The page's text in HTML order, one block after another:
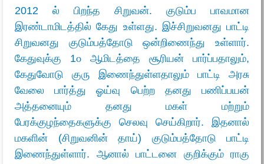
2012 ல் பிறந்த சிறுவன். குடும்ப பாவமான
இரண்டாமிடத்தில் கேது உள்ளது. இச்சிறுவனது பாட்டி
சிறுவனது குடும்பத்தோடு ஒன்றிணைந்து உள்ளார்.
கேதுவுக்கு 1௦ ஆமிடத்தை சூரியன் பார்ப்பதாலும்,
கேதுவோடு குரு இணைந்துள்ளதாலும் பாட்டி அரசு
வேலை பார்த்து ஓய்வு பெற்ற தனது பணிப்பயன்
அத்தனையும் தனது மகள் மற்றும்
பேரக்குழந்தைகளுக்கு செலவு செய்கிறார். இதனால்
மகளின் (சிறுவனின் தாய்) குடும்பத்தோடு பாட்டி
இணைந்துள்ளார். ஆனால் பாட்டனை குறிக்கும் ராகு